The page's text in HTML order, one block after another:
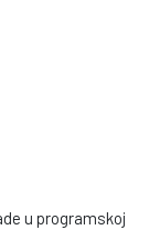
u programskoj